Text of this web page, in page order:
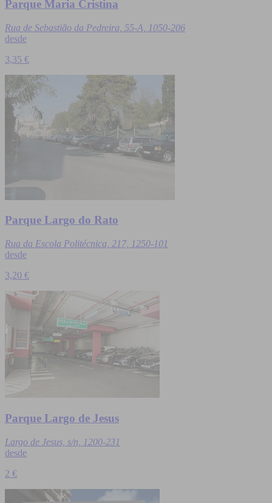
Parque Maria Cristina
Rua de Sebastião da Pedreira, 55-A, 1050-206
desde
3,35 €
Parque Largo do Rato
Rua da Escola Politécnica, 217, 1250-101
desde
3,20 €
Parque Largo de Jesus
Largo de Jesus, s/n, 1200-231
desde
2 €